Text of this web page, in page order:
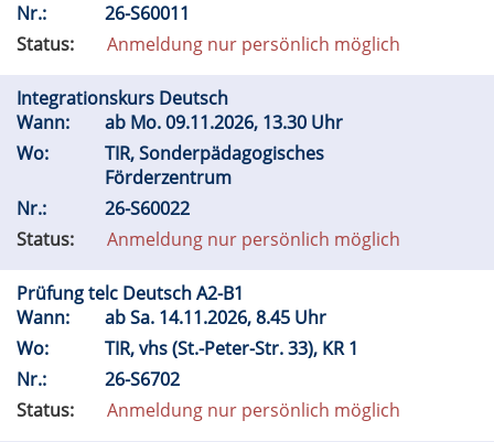
Nr.:
26-S60011
Status:
Anmeldung nur persönlich möglich
Integrationskurs Deutsch
Wann:
ab Mo.09.11.2026, 13.30 Uhr
Wo:
TIR, Sonderpädagogisches
Förderzentrum
Nr.:
26-S60022
Status:
Anmeldung nur persönlich möglich
Prüfung telc Deutsch A2-B1
Wann:
abSa. 14.11.2026, 8.45 Uhr
Wo:
TIR, vhs (St.-Peter-Str. 33), KR 1
Nr.:
26-S6702
Status:
Anmeldung nur persönlich möglich